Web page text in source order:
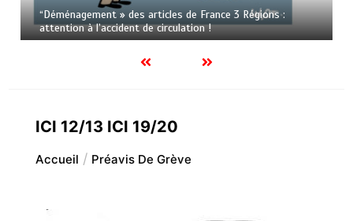
“Déménagement » des articles de France 3 Régions :
attention à l’accident de circulation !
ICI 12/13 ICI 19/20
Accueil Préavis De Grève